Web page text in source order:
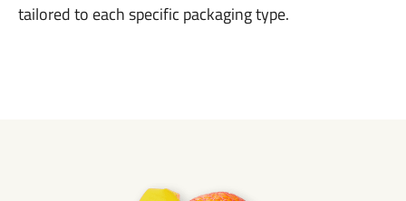
tailored to each specific packaging type.